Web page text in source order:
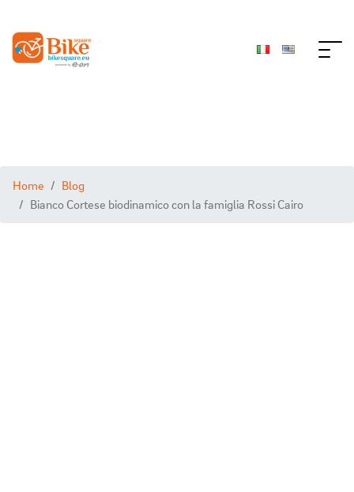
Home
Blog
Bianco Cortese biodinamico con la famiglia Rossi Cairo